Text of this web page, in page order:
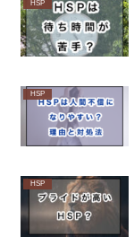
HSP
HSP
HSP